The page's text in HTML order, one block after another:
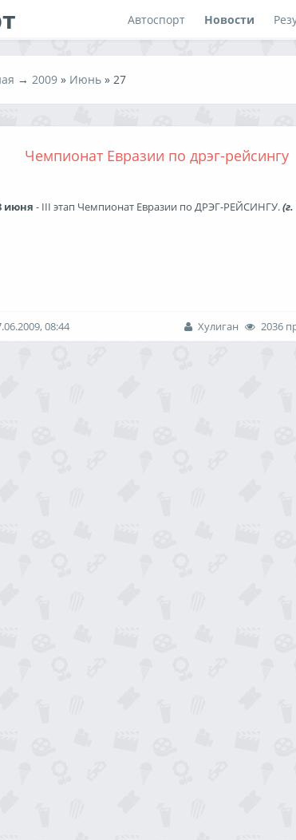
Автоспорт Новости
→ 2009 » Июнь » 27
Чемпионат Евразии по дрэг-рейсингу
июня - III этап Чемпионат Евразии по ДРЭГ-РЕЙСИНГУ.
08:44 2036
Хулиган